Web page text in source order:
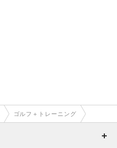
ゴルフ＋トレーニング